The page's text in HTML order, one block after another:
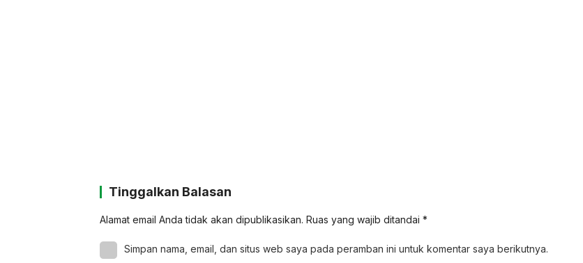
Tinggalkan Balasan
Alamat email Anda tidak akan dipublikasikan. Ruas yang wajib ditandai *
Simpan nama, email, dan situs web saya pada peramban ini untuk komentar saya berikutnya.